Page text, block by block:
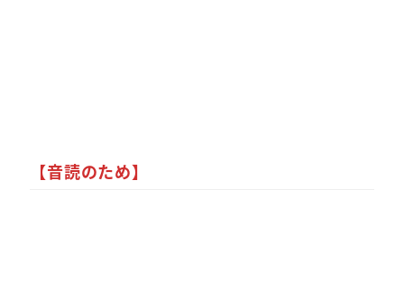
【音読のため】